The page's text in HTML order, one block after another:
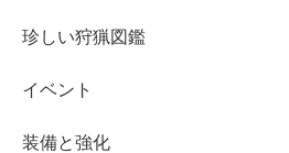
珍しい狩猟図鑑
イベント
装備と強化